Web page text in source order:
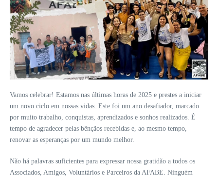
Vamos celebrar! Estamos nas últimas horas de 2025 e prestes a iniciar
um novo ciclo em nossas vidas. Este foi um ano desafiador, marcado
por muito trabalho, conquistas, aprendizados e sonhos realizados. É
tempo de agradecer pelas bênçãos recebidas e, ao mesmo tempo,
renovar as esperanças por um mundo melhor.
Não há palavras suficientes para expressar nossa gratidão a todos os
Associados, Amigos, Voluntários e Parceiros da AFABE. Ninguém